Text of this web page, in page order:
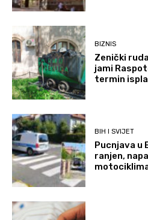
BIZNIS
Zenički
jami
termin
BIH I SVIJET
Pucnjava u
ranjen,